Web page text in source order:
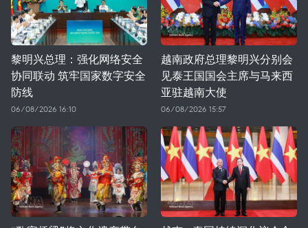
黎明兴总理：强化网络安全
协同联动 筑牢国家数字安全
防线
06/08/2026 16:10
越南政府总理黎明兴分别会
见泰王国国会主席与马来西
亚驻越南大使
06/08/2026 15:57